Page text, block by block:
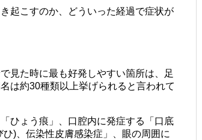
起こすのか、どういった経過で症状が
見た時に最も好発しやすい箇所は、足
は約30種類以上挙げられると言われて
ひょう痕」、口腔内に発症する「口底
)、伝染性皮膚感染症」、眼の周囲に